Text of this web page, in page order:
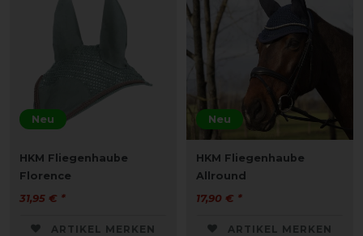
Neu
HKM Fliegenhaube
Florence
31,95 € *
ARTIKEL MERKEN
Neu
HKM Fliegenhaube
Allround
17,90 € *
ARTIKEL MERKEN